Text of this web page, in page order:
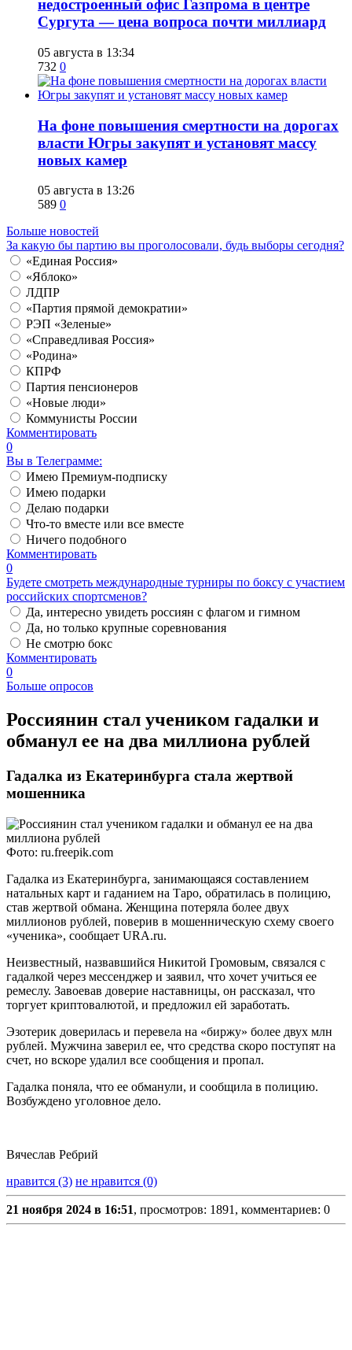
недостроенный офис Газпрома в центре
Сургута — цена вопроса почти миллиард
05 августа в 13:34
732 0
На фоне повышения смертности на дорогах
власти Югры закупят и установят массу
новых камер
05 августа в 13:26
589 0
Больше новостей
За какую бы партию вы проголосовали, будь выборы сегодня?
«Единая Россия»
«Яблоко»
ЛДПР
«Партия прямой демократии»
РЭП «Зеленые»
«Справедливая Россия»
«Родина»
КПРФ
Партия пенсионеров
«Новые люди»
Коммунисты России
Комментировать
0
Вы в Телеграмме:
Имею Премиум-подписку
Имею подарки
Делаю подарки
Что-то вместе или все вместе
Ничего подобного
Комментировать
0
Будете смотреть международные турниры по боксу с участием
российских спортсменов?
Да, интересно увидеть россиян с флагом и гимном
Да, но только крупные соревнования
Не смотрю бокс
Комментировать
0
Больше опросов
Россиянин стал учеником гадалки и
обманул ее на два миллиона рублей
Гадалка из Екатеринбурга стала жертвой
мошенника
Фото: ru.freepik.com
Гадалка из Екатеринбурга, занимающаяся составлением
натальных карт и гаданием на Таро, обратилась в полицию,
став жертвой обмана. Женщина потеряла более двух
миллионов рублей, поверив в мошенническую схему своего
«ученика», сообщает URA.ru.
Неизвестный, назвавшийся Никитой Громовым, связался с
гадалкой через мессенджер и заявил, что хочет учиться ее
ремеслу. Завоевав доверие наставницы, он рассказал, что
торгует криптовалютой, и предложил ей заработать.
Эзотерик доверилась и перевела на «биржу» более двух млн
рублей. Мужчина заверил ее, что средства скоро поступят на
счет, но вскоре удалил все сообщения и пропал.
Гадалка поняла, что ее обманули, и сообщила в полицию.
Возбуждено уголовное дело.
Вячеслав Ребрий
нравится (3) не нравится (0)
21 ноября 2024 в 16:51, просмотров: 1891, комментариев: 0